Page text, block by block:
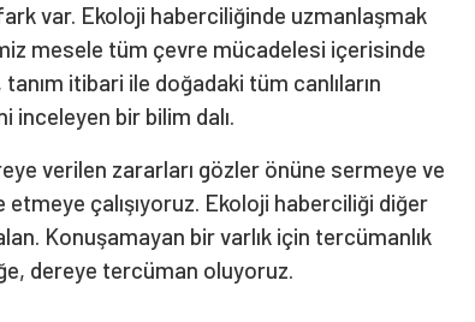
var. Ekoloji haberciliğinde uzmanlaşmak
mesele tüm çevre mücadelesi içerisinde
itibari ile doğadaki tüm canlıların
inceleyen bir bilim dalı.
verilen zararları gözler önüne sermeye ve
etmeye çalışıyoruz. Ekoloji haberciliği diğer
Konuşamayan bir varlık için tercümanlık
dereye tercüman oluyoruz.